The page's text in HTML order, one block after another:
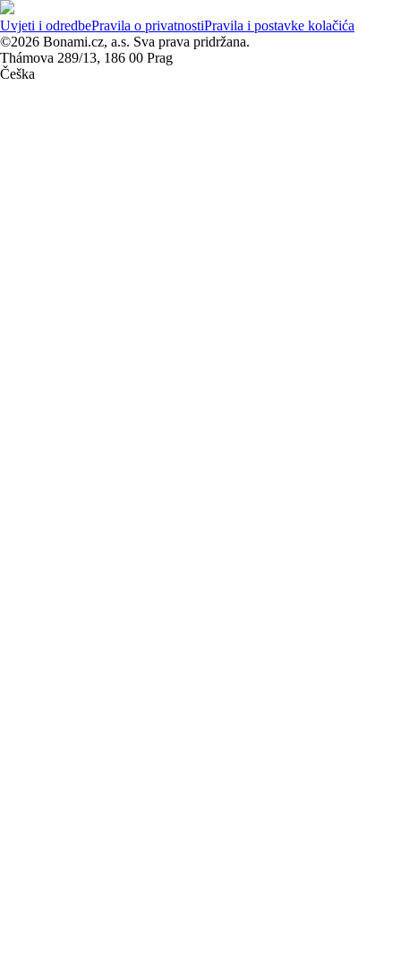
Uvjeti i odredbePravila o privatnostiPravila i postavke kolačića
©2026 Bonami.cz, a.s. Sva prava pridržana.
Thámova 289/13, 186 00 Prag
Češka